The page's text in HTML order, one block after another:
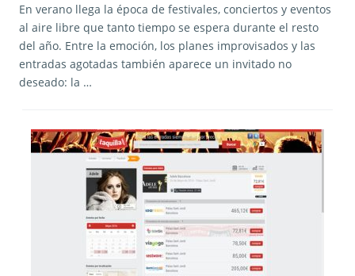
En verano llega la época de festivales, conciertos y eventos
al aire libre que tanto tiempo se espera durante el resto
del año. Entre la emoción, los planes improvisados y las
entradas agotadas también aparece un invitado no
deseado: la …